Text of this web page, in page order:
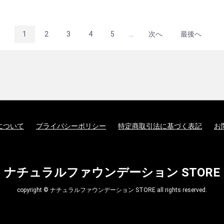
1 2 3 4 5 次へ 最後へ
ついて プライバシーポリシー 特定商取引法に基づく表記 お
ナチュラルファウンデーション STORE
copyright © ナチュラルファウンデーション STORE all rights reserved.